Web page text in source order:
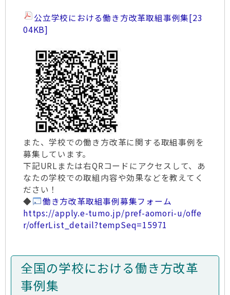
公立学校における働き方改革取組事例集[23
04KB]
また、学校での働き方改革に関する取組事例を
募集しています。
下記URLまたは右QRコードにアクセスして、あ
なたの学校での取組内容や効果などを教えてく
ださい！
◆
働き方改革取組事例募集フォーム
https://apply.e-tumo.jp/pref-aomori-u/offe
r/offerList_detail?tempSeq=15971
全国の学校における働き方改革
事例集